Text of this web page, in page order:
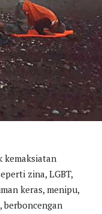
kemaksiatan
zina, LGBT,
keras, menipu,
berboncengan